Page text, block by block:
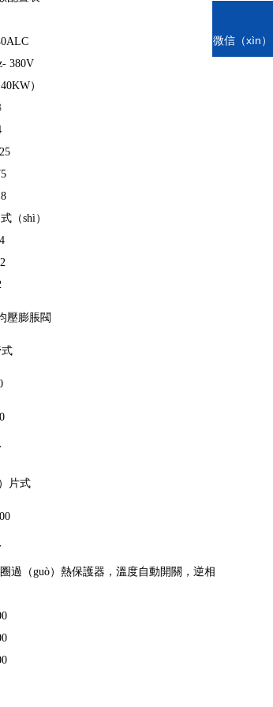
380V
）
（shì）
壓膨脹閥
片式
過（guò）熱保護器，溫度自動開關，逆相
電話
微信（xìn）
掃一掃